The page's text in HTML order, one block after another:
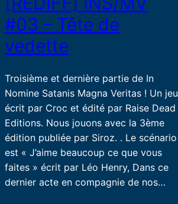
#03 – Tête de
vedette
Troisième et dernière partie de In
Nomine Satanis Magna Veritas ! Un jeu
écrit par Croc et édité par Raise Dead
Editions. Nous jouons avec la 3ème
édition publiée par Siroz. . Le scénario
est « J’aime beaucoup ce que vous
faites » écrit par Léo Henry, Dans ce
dernier acte en compagnie de nos…